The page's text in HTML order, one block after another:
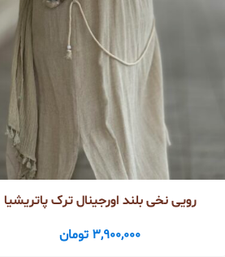
رویی نخی بلند اورجینال ترک پاتریشیا
3,900,000 تومان